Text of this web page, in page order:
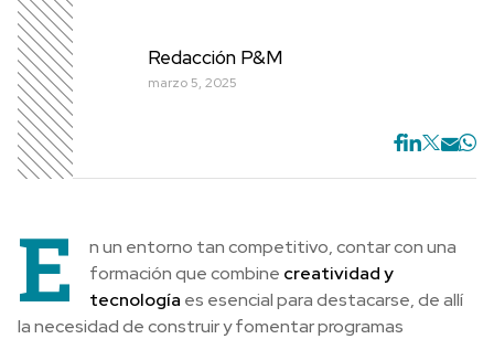
Redacción P&M
marzo 5, 2025
E
n un entorno tan competitivo, contar con una
formación que combine creatividad y
tecnología es esencial para destacarse, de allí
la necesidad de construir y fomentar programas